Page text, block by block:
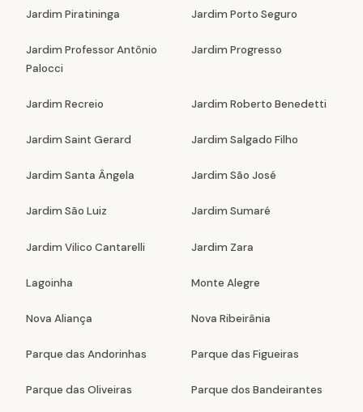
Jardim Piratininga Jardim Porto Seguro
Jardim Professor Antônio
Palocci
Jardim Progresso
Jardim Recreio Jardim Roberto Benedetti
Jardim Saint Gerard Jardim Salgado Filho
Jardim Santa Ângela Jardim São José
Jardim São Luiz Jardim Sumaré
Jardim Vilico Cantarelli Jardim Zara
Lagoinha Monte Alegre
Nova Aliança Nova Ribeirânia
Parque das Andorinhas Parque das Figueiras
Parque das Oliveiras Parque dos Bandeirantes